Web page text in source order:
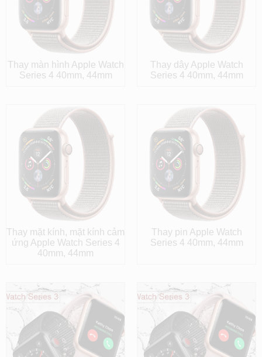
Thay màn hình Apple Watch
Series 4 40mm, 44mm
Thay dây Apple Watch
Series 4 40mm, 44mm
Thay mặt kính, mặt kính cảm
ứng Apple Watch Series 4
40mm, 44mm
Thay pin Apple Watch
Series 4 40mm, 44mm